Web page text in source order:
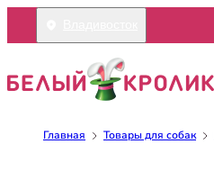
Главная Товары для собак